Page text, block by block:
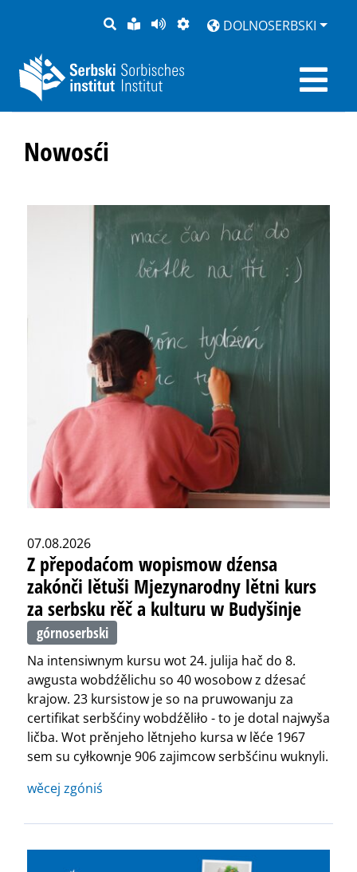
PYTANJE
LAŽKA
RĚC
BOK
PŚEDCYTAŚ
PŚEDSTAJENJE
DOLNOSERBSKI
Nowosći
07.08.2026
Z přepodaćom wopismow dźensa
zakónči lětuši Mjezynarodny lětni kurs
za serbsku rěč a kulturu w Budyšinje
górnoserbski
Na intensiwnym kursu wot 24. julija hač do 8.
awgusta wobdźělichu so 40 wosobow z dźesać
krajow. 23 kursistow je so na pruwowanju za
certifikat serbšćiny wobdźěliło - to je dotal najwyša
ličba. Wot prěnjeho lětnjeho kursa w lěće 1967
sem su cyłkownje 906 zajimcow serbšćinu wuknyli.
wěcej zgóniś